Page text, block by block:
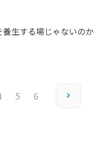
養生する場じゃないのか
5 6